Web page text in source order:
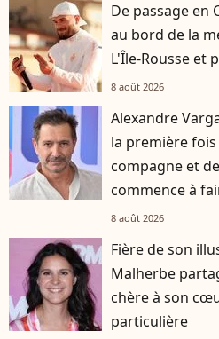
De passage en
au bord de la
L'Île-Rousse et
8 août 2026
Alexandre
la première
compagne et
commence à
8 août 2026
Fière de son
Malherbe
chère à son
particulière